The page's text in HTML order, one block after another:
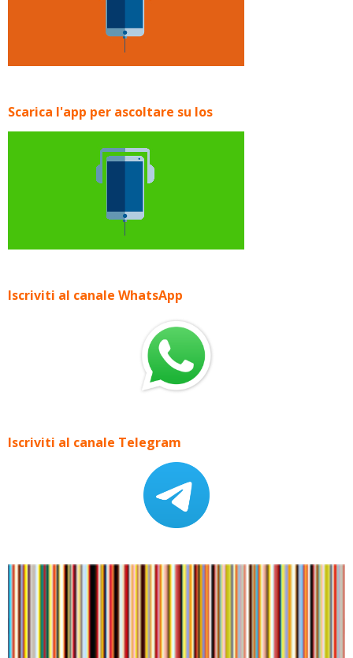
Scarica l'app per ascoltare su Ios
Iscriviti al canale WhatsApp
Iscriviti al canale Telegram